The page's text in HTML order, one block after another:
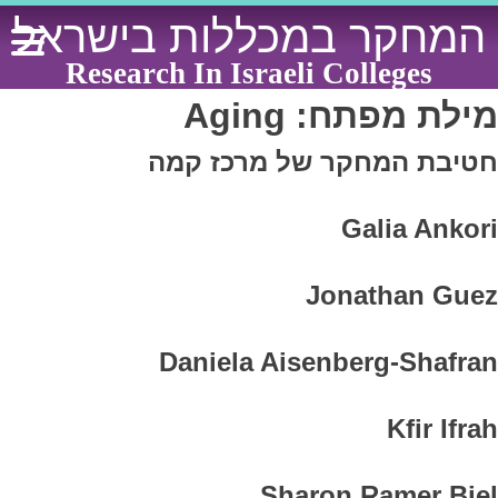
Skip
המחקר במכללות בישראל
Research In Israeli Colleges
מילת מפתח: Aging
חטיבת המחקר של מרכז קמה
Galia Ankori
Jonathan Guez
Daniela Aisenberg-Shafran
Kfir Ifrah